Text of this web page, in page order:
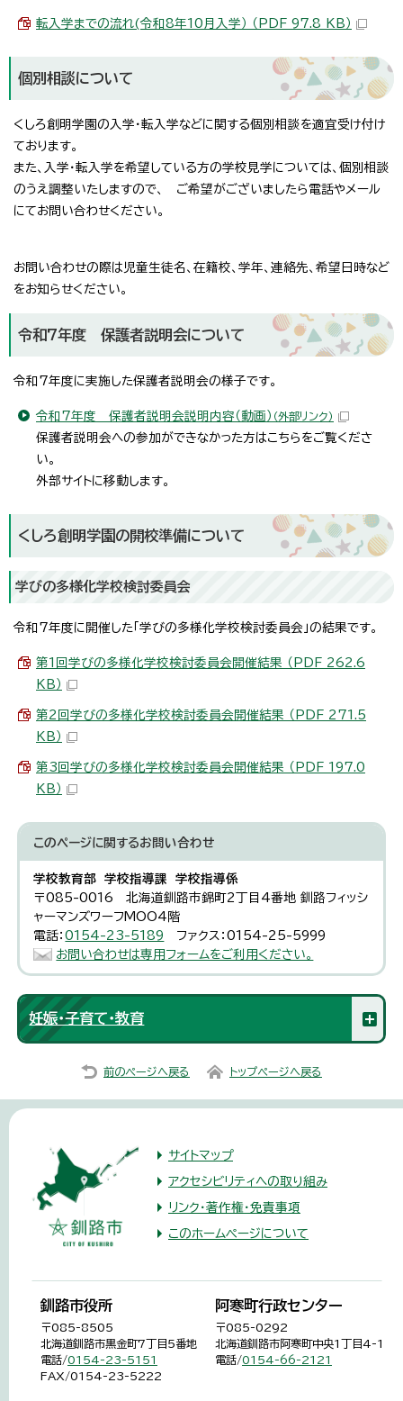
転入学までの流れ(令和8年10月入学） （PDF 97.8 KB）
個別相談について
くしろ創明学園の入学・転入学などに関する個別相談を適宜受け付け
ております。
また、入学・転入学を希望している方の学校見学については、個別相談
のうえ調整いたしますので、 ご希望がございましたら電話やメール
にてお問い合わせください。
お問い合わせの際は児童生徒名、在籍校、学年、連絡先、希望日時など
をお知らせください。
令和7年度 保護者説明会について
令和7年度に実施した保護者説明会の様子です。
令和7年度 保護者説明会説明内容（動画） （外部リンク）
保護者説明会への参加ができなかった方はこちらをご覧くださ
い。
外部サイトに移動します。
くしろ創明学園の開校準備について
学びの多様化学校検討委員会
令和7年度に開催した「学びの多様化学校検討委員会」の結果です。
第1回学びの多様化学校検討委員会開催結果 （PDF 262.6
KB）
第2回学びの多様化学校検討委員会開催結果 （PDF 271.5
KB）
第3回学びの多様化学校検討委員会開催結果 （PDF 197.0
KB）
このページに関するお問い合わせ
学校教育部 学校指導課 学校指導係
〒085-0016 北海道釧路市錦町2丁目4番地 釧路フィッシ
ャーマンズワーフMOO4階
電話：0154-23-5189
ファクス：0154-25-5999
お問い合わせは専用フォームをご利用ください。
妊娠・子育て・教育
前のページへ戻る トップページへ戻る
サイトマップ
アクセシビリティへの取り組み
リンク・著作権・免責事項
このホームページについて
釧路市役所
〒085-8505
北海道釧路市黒金町7丁目5番地
電話/0154-23-5151
FAX/0154-23-5222
阿寒町行政センター
〒085-0292
北海道釧路市阿寒町中央1丁目4-1
電話/0154-66-2121